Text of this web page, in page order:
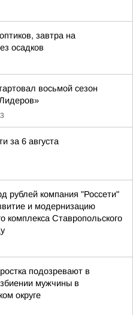
завтра на
осадков
восьмой сезон
за 6 августа
рублей компания "Россети"
и модернизацию
комплекса Ставропольского
подозревают в
мужчины в
округе